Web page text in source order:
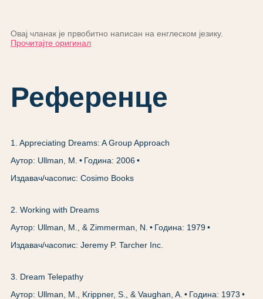
Овај чланак је првобитно написан на енглеском језику.
Прочитајте оригинал
Референце
1. Appreciating Dreams: A Group Approach
Аутор: Ullman, M.
Година: 2006
Издавач/часопис: Cosimo Books
2. Working with Dreams
Аутор: Ullman, M., & Zimmerman, N.
Година: 1979
Издавач/часопис: Jeremy P. Tarcher Inc.
3. Dream Telepathy
Аутор: Ullman, M., Krippner, S., & Vaughan, A.
Година: 1973